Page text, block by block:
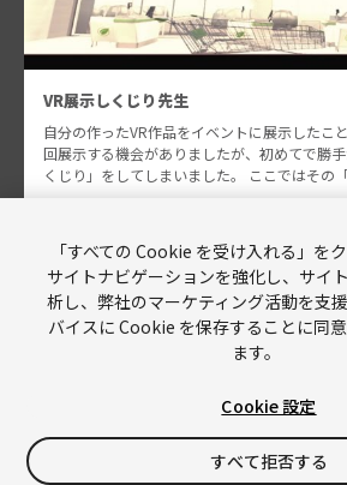
VR展示しくじり先生
自分の作ったVR作品をイベントに展示したこ
回展示する機会がありましたが、初めてで勝
くじり」をしてしまいました。 ここではその
tsukumaru
Unity
Copyright © 2026 Unity Technologies
「すべての Cookie を受け入れる」を
サイトナビゲーションを強化し、サイ
析し、弊社のマーケティング活動を支
バイスに Cookie を保存することに同
ます。
Cookie 設定
すべて拒否する